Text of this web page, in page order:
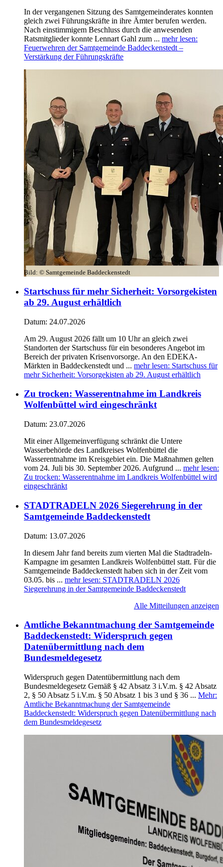
In der vergangenen Sitzung des Samtgemeinderates konnten
gleich zwei Führungskräfte in ihre Ämter berufen werden.
Nach einstimmigem Beschluss durch die anwesenden
Ratsmitglieder konnte Lennart Gahl zum ... mehr lesen:
Feuerwehren der Samtgemeinde Baddeckenstedt –
Verstärkung der Führungskräfte
Bild: © Samtgemeinde Baddeckenstedt
Startschuss für mehr Sicherheit: Vorsorgekisten
ab 29. August erhältlich
Datum: 24.07.2026
Am 29. August 2026 fällt um 10 Uhr an gleich zwei
Standorten der Startschuss für ein besonderes Angebot im
Bereich der privaten Krisenvorsorge. An den EDEKA-
Märkten in Baddeckenstedt und ... mehr lesen: Startschuss für
mehr Sicherheit: Vorsorgekisten ab 29. August erhältlich
Zu trocken: Wasserentnahme im Landkreis
Wolfenbüttel wird eingeschränkt
Datum: 23.07.2026
Mit einer Allgemeinverfügung schränkt die Untere
Wasserbehörde des Landkreises Wolfenbüttel die
Wasserentnahme im Kreisgebiet ein. Die Maßnahmen gelten
vom 24. Juli bis 30. September 2026. Aufgrund ... mehr lesen:
Zu trocken: Wasserentnahme im Landkreis Wolfenbüttel wird
eingeschränkt
STADTRADELN 2026 Siegerehrung in der
Samtgemeinde Baddeckenstedt
Datum: 13.07.2026
In diesem Jahr fand bereits zum vierten Mal die Stadtradeln-
Kampagne im gesamten Landkreis Wolfenbüttel statt. Für die
Samtgemeinde Baddeckenstedt haben sich in der Zeit vom
03.05. bis ... mehr lesen: STADTRADELN 2026
Siegerehrung in der Samtgemeinde Baddeckenstedt
Alle Mitteilungen anzeigen
Amtliche Bekanntmachung der Samtgemeinde
Baddeckenstedt: Widerspruch gegen
Datenübermittlung nach dem
Bundesmeldegesetz
Widerspruch gegen Datentübermittlung nach dem
Bundesmeldegesetz Gemäß § 42 Absatz 3 i.V.m. § 42 Absatz
2, § 50 Absatz 5 i.V.m. § 50 Absatz 1 bis 3 und § 36 ... Mehr:
Amtliche Bekanntmachung der Samtgemeinde
Baddeckenstedt: Widerspruch gegen Datenübermittlung nach
dem Bundesmeldegesetz